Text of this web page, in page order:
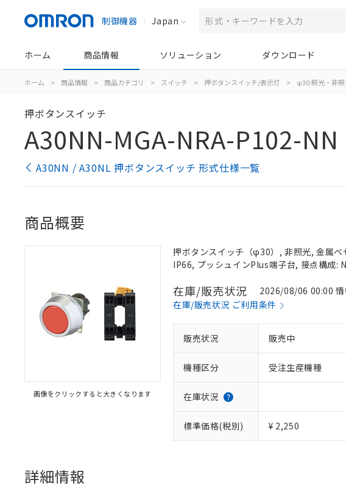
制御機器 Japan
ホーム 商品情報 ソリューション ダウンロード
ホーム > 商品情報 > 商品カテゴリ > スイッチ > 押ボタンスイッチ/表示灯 > φ30:照光・非
押ボタンスイッチ
A30NN-MGA-NRA-P102-NN
A30NN / A30NL 押ボタンスイッチ 形式仕様一覧
商品概要
画像をクリックすると大きくなります
押ボタンスイッチ（φ30）, 非照光, 金属
IP66, プッシュインPlus端子台, 接点構成:
在庫/販売状況
2026/08/06 00:00 情
在庫/販売状況 ご利用条件
販売状況 販売中
機種区分 受注生産機種
在庫状況
標準価格(税別) ¥ 2,250
詳細情報